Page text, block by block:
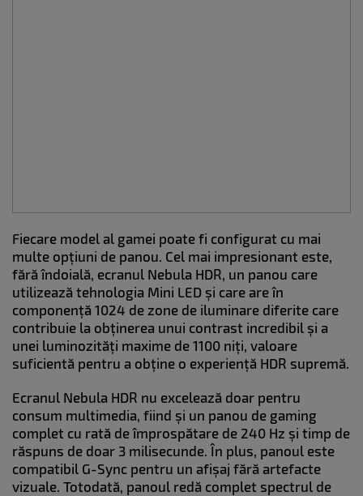
Fiecare model al gamei poate fi configurat cu mai
multe opțiuni de panou. Cel mai impresionant este,
fără îndoială, ecranul Nebula HDR, un panou care
utilizează tehnologia Mini LED și care are în
componență 1024 de zone de iluminare diferite care
contribuie la obținerea unui contrast incredibil și a
unei luminozități maxime de 1100 niți, valoare
suficientă pentru a obține o experiență HDR supremă.
Ecranul Nebula HDR nu excelează doar pentru
consum multimedia, fiind și un panou de gaming
complet cu rată de împrospătare de 240 Hz și timp de
răspuns de doar 3 milisecunde. În plus, panoul este
compatibil G-Sync pentru un afișaj fără artefacte
vizuale. Totodată, panoul redă complet spectrul de